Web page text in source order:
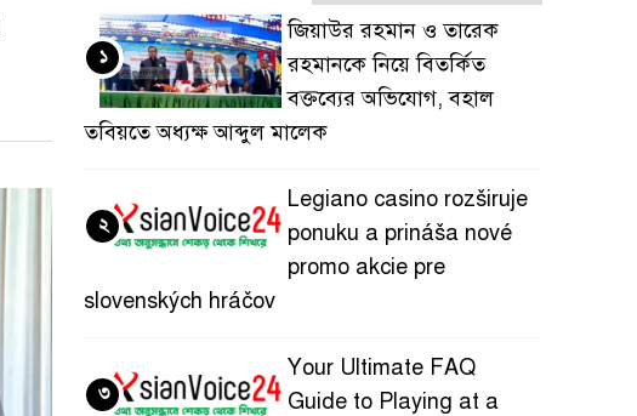
জিয়াউর রহমান ও তারেক
রহমানকে নিয়ে বিতর্কিত
বক্তব্যের অভিযোগ, বহাল
তবিয়তে অধ্যক্ষ আব্দুল মালেক
১
Legiano casino rozširuje
ponuku a prináša nové
promo akcie pre
slovenských hráčov
২
Your Ultimate FAQ
Guide to Playing at a
৩